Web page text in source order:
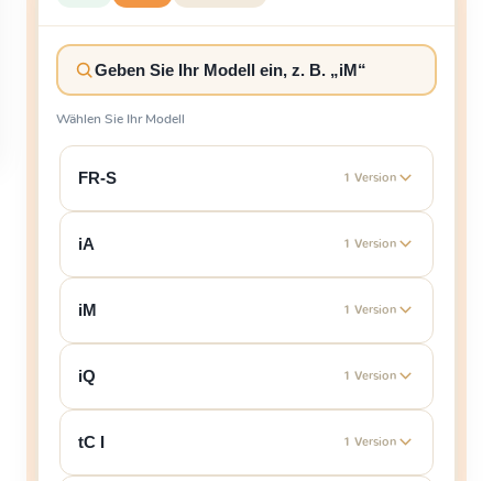
Wählen Sie Ihr Modell
FR-S 1 Version
iA 1 Version
iM 1 Version
iQ 1 Version
tC I 1 Version